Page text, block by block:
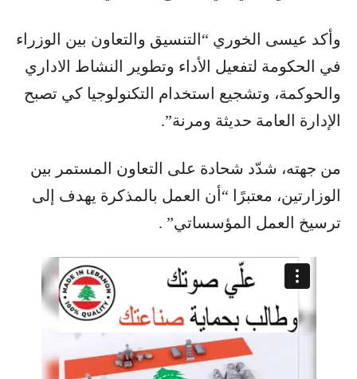
وأكد عيسى الخوري “التنسيق والتعاون بين الوزراء
في الحكومة لتفعيل الأداء وتطوير النشاط الاداري
والحوكمة، وتشجيع استخدام التكنولوجيا كي تصبح
الإدارة العامة حديثة ومرنة”.
من جهته، شدّد شحادة على التعاون المستمر بين
الوزارتين، معتبرًا “أن العمل بالمذكرة يهدف إلى
ترسيخ العمل المؤسساتي” .